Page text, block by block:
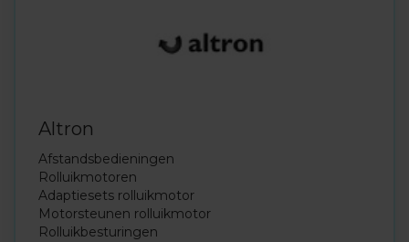
Altron
Afstandsbedieningen
Rolluikmotoren
Adaptiesets rolluikmotor
Motorsteunen rolluikmotor
Rolluikbesturingen